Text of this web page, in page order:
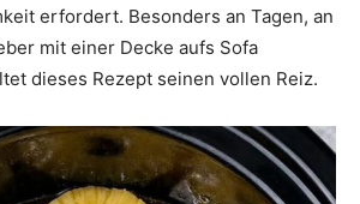
erfordert. Besonders an Tagen, an
mit einer Decke aufs Sofa
dieses Rezept seinen vollen Reiz.